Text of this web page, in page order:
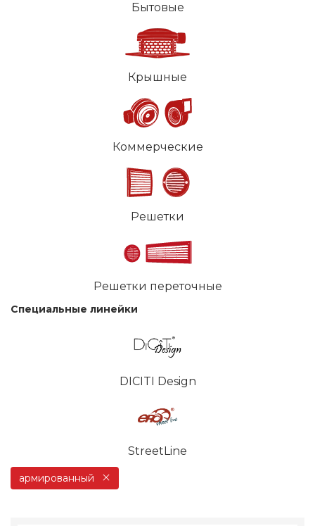
Бытовые
Крышные
Коммерческие
Решетки
Решетки переточные
Специальные линейки
DICITI Design
StreetLine
армированный